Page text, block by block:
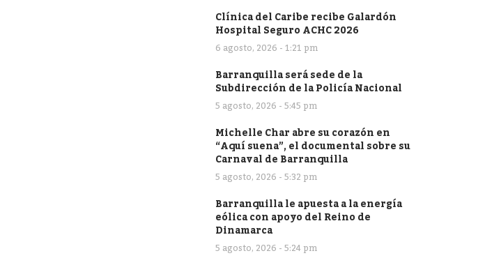
Clínica del Caribe recibe Galardón
Hospital Seguro ACHC 2026
6 agosto, 2026 - 1:21 pm
Barranquilla será sede de la
Subdirección de la Policía Nacional
5 agosto, 2026 - 5:45 pm
Michelle Char abre su corazón en
“Aquí suena”, el documental sobre su
Carnaval de Barranquilla
5 agosto, 2026 - 5:32 pm
Barranquilla le apuesta a la energía
eólica con apoyo del Reino de
Dinamarca
5 agosto, 2026 - 5:24 pm